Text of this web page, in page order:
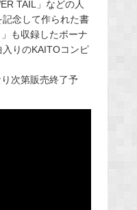
TAIL」などの人
念して作られた書
も収録したボーナ
りのKAITOコンピ
次第販売終了予